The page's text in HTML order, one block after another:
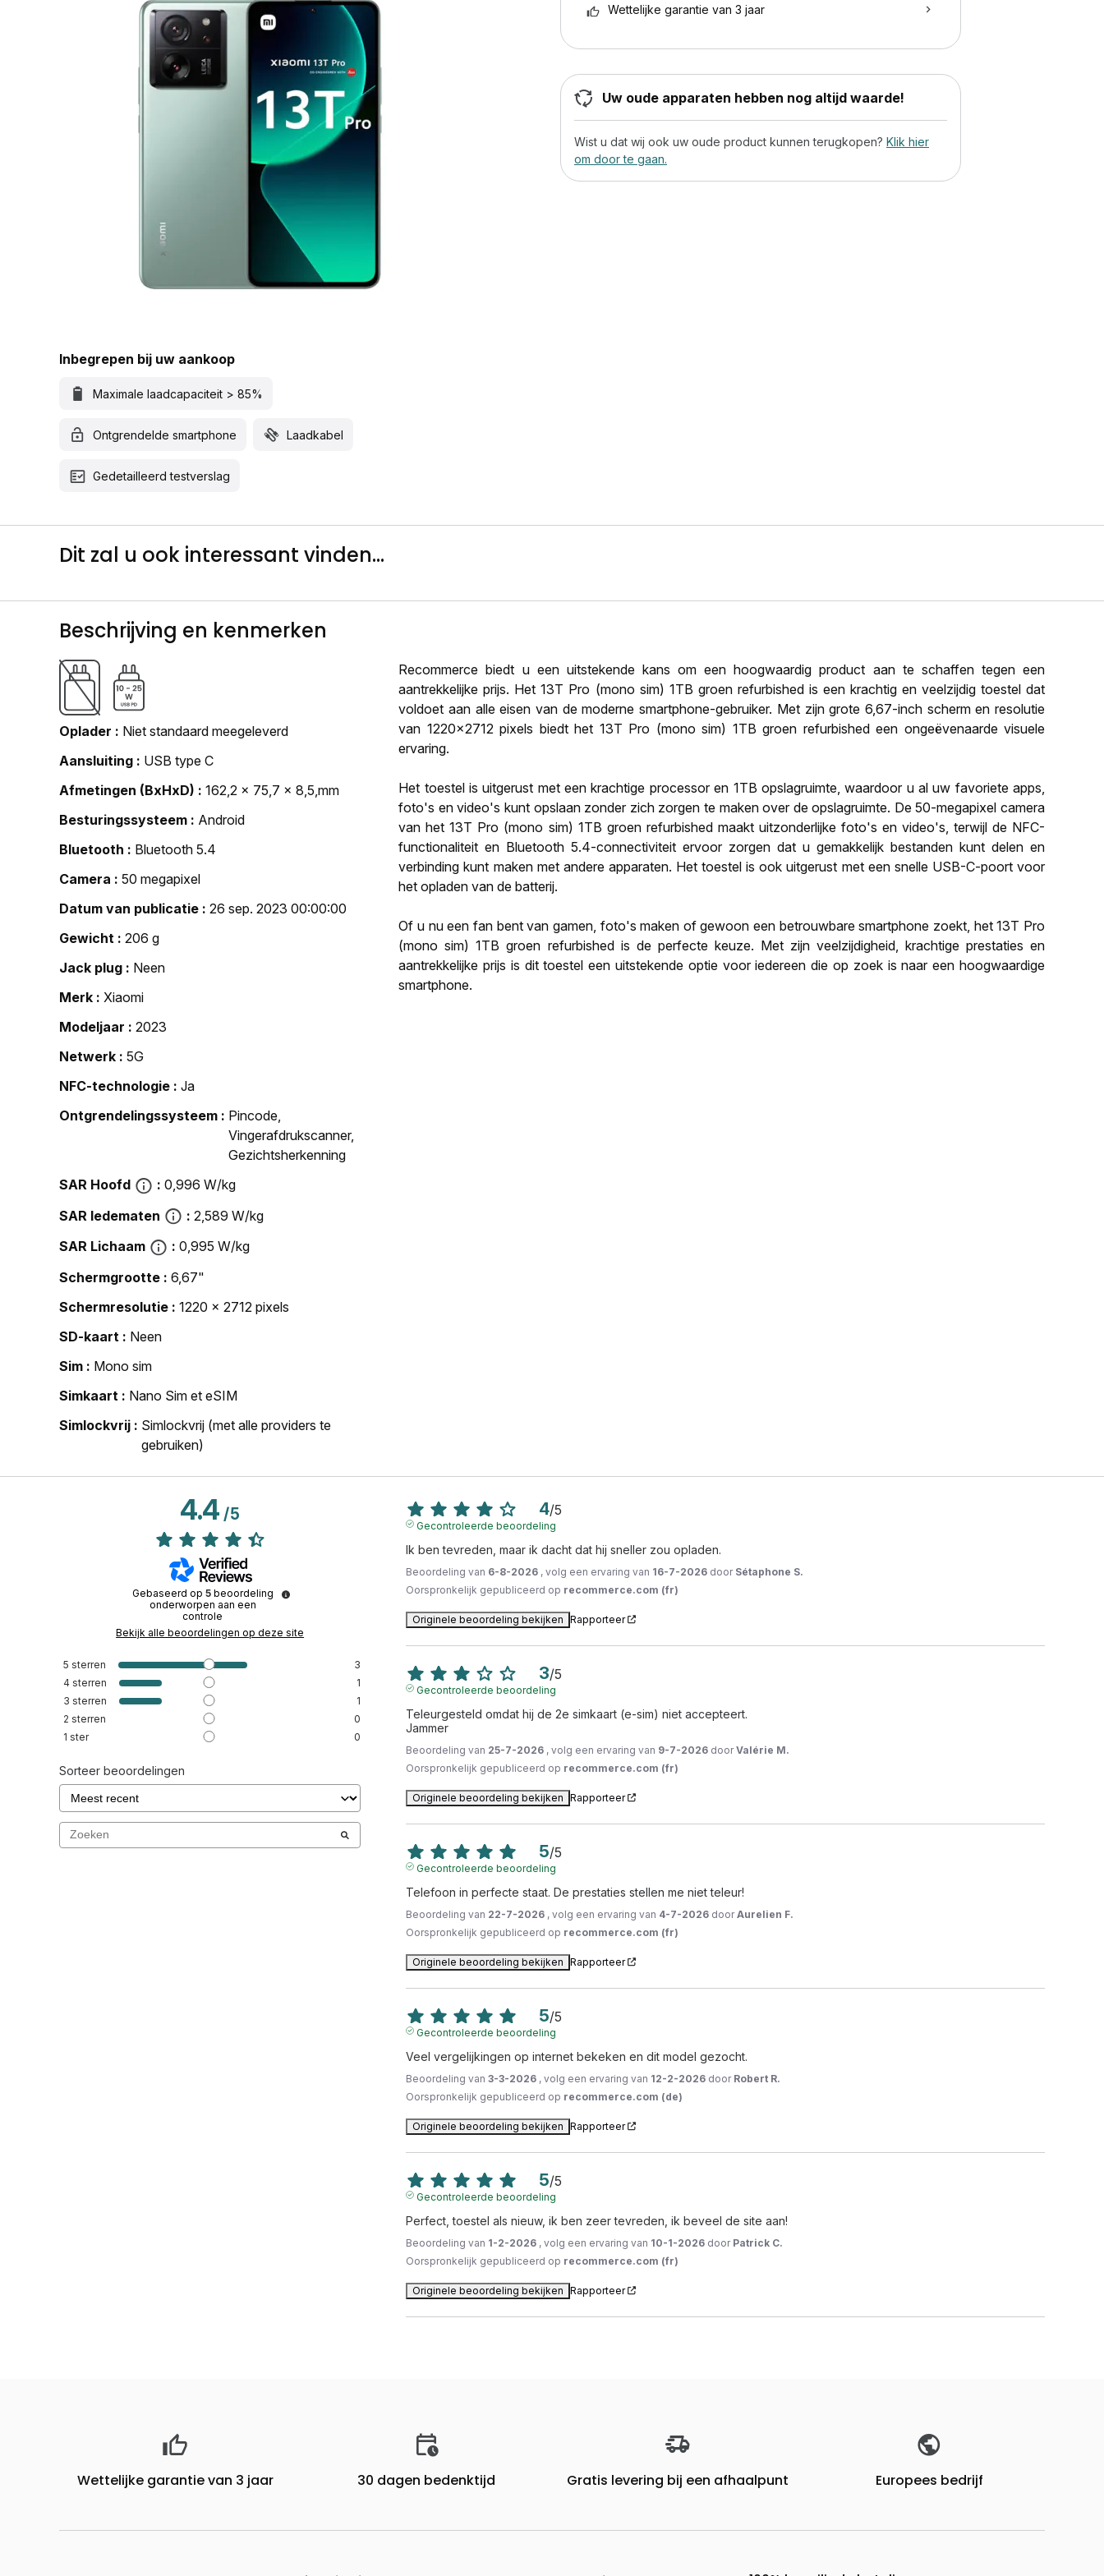
Inbegrepen bij uw aankoop
Maximale laadcapaciteit > 85%
Ontgrendelde smartphone Laadkabel
Gedetailleerd testverslag
Wettelijke garantie van 3 jaar
Uw oude apparaten hebben nog altijd waarde!
Wist u dat wij ook uw oude product kunnen terugkopen? Klik hier
om door te gaan.
Dit zal u ook interessant vinden...
Beschrijving en kenmerken
Oplader
Niet standaard meegeleverd
Aansluiting
USB type C
Afmetingen (BxHxD)
162,2 x 75,7 x 8,5,mm
Besturingssysteem
Android
Bluetooth
Bluetooth 5.4
Camera
50 megapixel
Datum van publicatie
26 sep. 2023 00:00:00
Gewicht
206 g
Jack plug
Neen
Merk
Xiaomi
Modeljaar
2023
Netwerk
5G
NFC-technologie
Ja
Ontgrendelingssysteem
Pincode,
Vingerafdrukscanner,
Gezichtsherkenning
SAR Hoofd
0,996 W/kg
SAR ledematen
2,589 W/kg
SAR Lichaam
0,995 W/kg
Schermgrootte
6,67"
Schermresolutie
1220 x 2712 pixels
SD-kaart
Neen
Sim
Mono sim
Simkaart
Nano Sim et eSIM
Simlockvrij
Simlockvrij (met alle providers te
gebruiken)
Recommerce biedt u een uitstekende kans om een hoogwaardig product aan te schaffen tegen een
aantrekkelijke prijs. Het 13T Pro (mono sim) 1TB groen refurbished is een krachtig en veelzijdig toestel dat
voldoet aan alle eisen van de moderne smartphone-gebruiker. Met zijn grote 6,67-inch scherm en resolutie
van 1220x2712 pixels biedt het 13T Pro (mono sim) 1TB groen refurbished een ongeëvenaarde visuele
ervaring.
Het toestel is uitgerust met een krachtige processor en 1TB opslagruimte, waardoor u al uw favoriete apps,
foto's en video's kunt opslaan zonder zich zorgen te maken over de opslagruimte. De 50-megapixel camera
van het 13T Pro (mono sim) 1TB groen refurbished maakt uitzonderlijke foto's en video's, terwijl de NFC-
functionaliteit en Bluetooth 5.4-connectiviteit ervoor zorgen dat u gemakkelijk bestanden kunt delen en
verbinding kunt maken met andere apparaten. Het toestel is ook uitgerust met een snelle USB-C-poort voor
het opladen van de batterij.
Of u nu een fan bent van gamen, foto's maken of gewoon een betrouwbare smartphone zoekt, het 13T Pro
(mono sim) 1TB groen refurbished is de perfecte keuze. Met zijn veelzijdigheid, krachtige prestaties en
aantrekkelijke prijs is dit toestel een uitstekende optie voor iedereen die op zoek is naar een hoogwaardige
smartphone.
4.4/5
Gebaseerd op 5 beoordeling
onderworpen aan een
controle
Bekijk alle beoordelingen op deze site
5 sterren
3
4 sterren
1
3 sterren
1
2 sterren
0
1 ster 0
Sorteer beoordelingen
4/5
Gecontroleerde beoordeling
Ik ben tevreden, maar ik dacht dat hij sneller zou opladen.
Beoordeling van 6-8-2026 , volg een ervaring van 16-7-2026 door Sétaphone S.
Oorspronkelijk gepubliceerd op recommerce.com (fr)
Originele beoordeling bekijken Rapporteer
3/5
Gecontroleerde beoordeling
Teleurgesteld omdat hij de 2e simkaart (e-sim) niet accepteert.
Jammer
Beoordeling van 25-7-2026 , volg een ervaring van 9-7-2026 doorValérie M.
Oorspronkelijk gepubliceerd op recommerce.com (fr)
Originele beoordeling bekijken Rapporteer
5/5
Gecontroleerde beoordeling
Telefoon in perfecte staat. De prestaties stellen me niet teleur!
Beoordeling van 22-7-2026 , volg een ervaring van 4-7-2026 doorAurelien F.
Oorspronkelijk gepubliceerd op recommerce.com (fr)
Originele beoordeling bekijken Rapporteer
5/5
Gecontroleerde beoordeling
Veel vergelijkingen op internet bekeken en dit model gezocht.
Beoordeling van3-3-2026 , volg een ervaring van 12-2-2026 door Robert R.
Oorspronkelijk gepubliceerd op recommerce.com (de)
Originele beoordeling bekijken Rapporteer
5/5
Gecontroleerde beoordeling
Perfect, toestel als nieuw, ik ben zeer tevreden, ik beveel de site aan!
Beoordeling van 1-2-2026 , volg een ervaring van 10-1-2026 door Patrick C.
Oorspronkelijk gepubliceerd op recommerce.com (fr)
Originele beoordeling bekijken Rapporteer
Wettelijke garantie van 3 jaar 30 dagen bedenktijd Gratis levering bij een afhaalpunt Europees bedrijf